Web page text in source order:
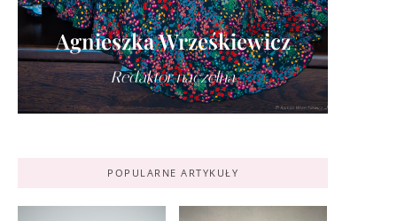
Agnieszka Wrześkiewicz
Redaktor naczelna
POPULARNE ARTYKUŁY